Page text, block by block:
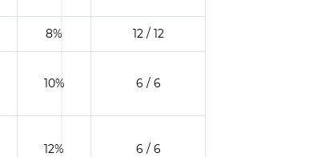
8% 12 / 12
10% 6 / 6
12% 6 / 6